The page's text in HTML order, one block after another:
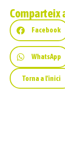
Comparteix
Facebook
WhatsApp
Torna a l'inici